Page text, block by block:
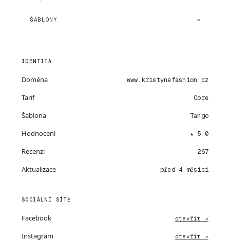
ŠABLONY →
IDENTITA
Doména www.kristynefashion.cz
Tarif Core
Šablona Tango
Hodnocení ★ 5,0
Recenzí 267
Aktualizace před 4 měsíci
SOCIÁLNÍ SÍTĚ
Facebook otevřít ↗
Instagram otevřít ↗